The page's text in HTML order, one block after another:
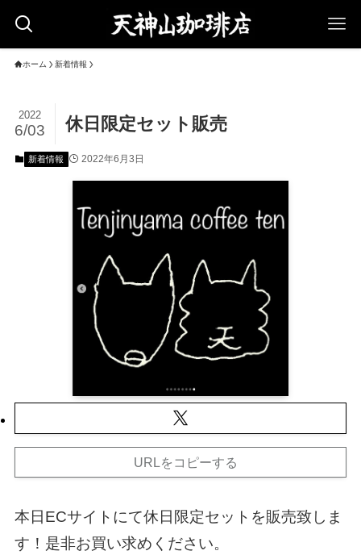
ホーム 新着情報
休日限定セット販売
2022
6/03
新着情報 2022年6月3日
URLをコピーする
本日ECサイトにて休日限定セットを販売致しま
す！是非お買い求めください。